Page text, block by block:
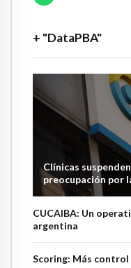
+ "DataPBA"
Clínicas
preocupación por
CUCAIBA: Un
argentina
Scoring: Más